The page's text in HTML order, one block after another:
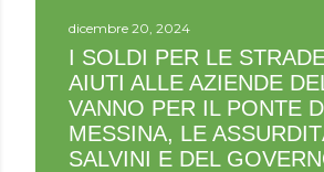
dicembre 20, 2024
I SOLDI PER LE
AIUTI ALLE AZIENDE
VANNO PER IL PONTE
MESSINA, LE
SALVINI E DEL